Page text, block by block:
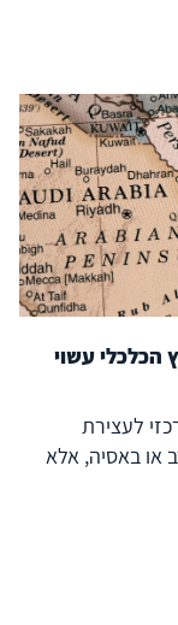
הכלכלי עשוי
לעצירת
או באסיה, אלא